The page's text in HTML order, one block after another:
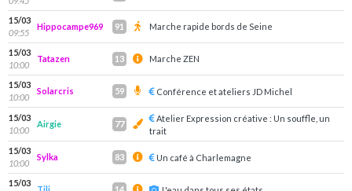
15/03
09:55
Hippocampe969 91 Marche rapide bords de Seine
15/03
10:00
Tatazen 13 Marche ZEN
15/03
10:00
Solarcris 59 Conférence et ateliers JD Michel
15/03
10:00
Airgie 77
Atelier Expression créative : Un souffle, un
trait
15/03
10:00
Sylka 83 Un café à Charlemagne
15/03